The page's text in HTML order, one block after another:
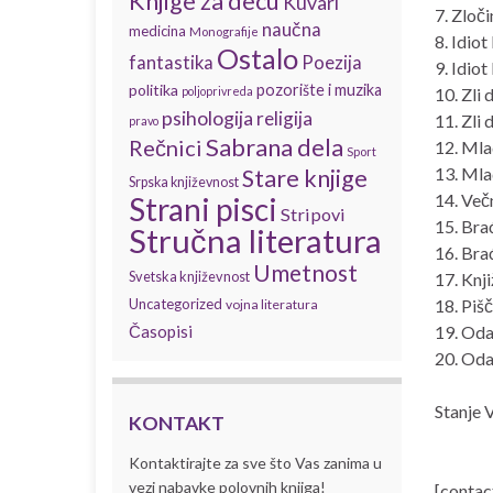
medicina Monografije naučna
fantastika Ostalo Poezija
politika poljoprivreda pozorište i muzika
pravo psihologija religija
Rečnici Sabrana dela Sport
Srpska književnost Stare knjige
Strani pisci Stripovi
Stručna literatura
Svetska književnost Umetnost
Uncategorized vojna literatura
Časopisi
KONTAKT
Kontaktirajte za sve što Vas zanima u
vezi nabavke polovnih knjiga!
7.
8. Idiot
9. Idiot
10. Zli
11. Zli
12.
13.
14.
15.
16.
17.
18.
19.
20.
Stanje